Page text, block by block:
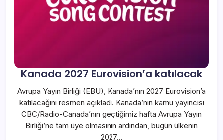
Kanada 2027 Eurovision’a katılacak
Avrupa Yayın Birliği (EBU), Kanada’nın 2027 Eurovision’a
katılacağını resmen açıkladı. Kanada’nın kamu yayıncısı
CBC/Radio-Canada’nın geçtiğimiz hafta Avrupa Yayın
Birliği’ne tam üye olmasının ardından, bugün ülkenin
2027…